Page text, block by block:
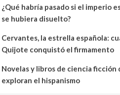
¿Qué habría pasado si el imperio
se hubiera disuelto?
Cervantes, la estrella española:
Quijote conquistó el firmamento
Novelas y libros de ciencia ficción
exploran el hispanismo